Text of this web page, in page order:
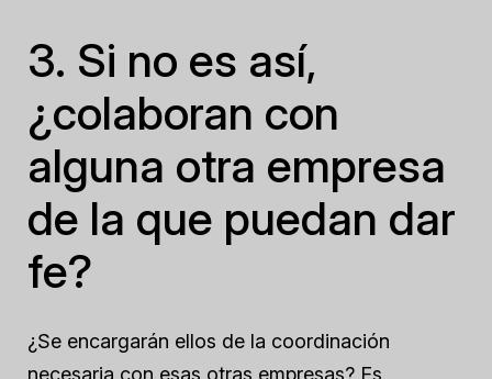
3. Si no es así,
¿colaboran con
alguna otra empresa
de la que puedan dar
fe?
¿Se encargarán ellos de la coordinación
necesaria con esas otras empresas? Es